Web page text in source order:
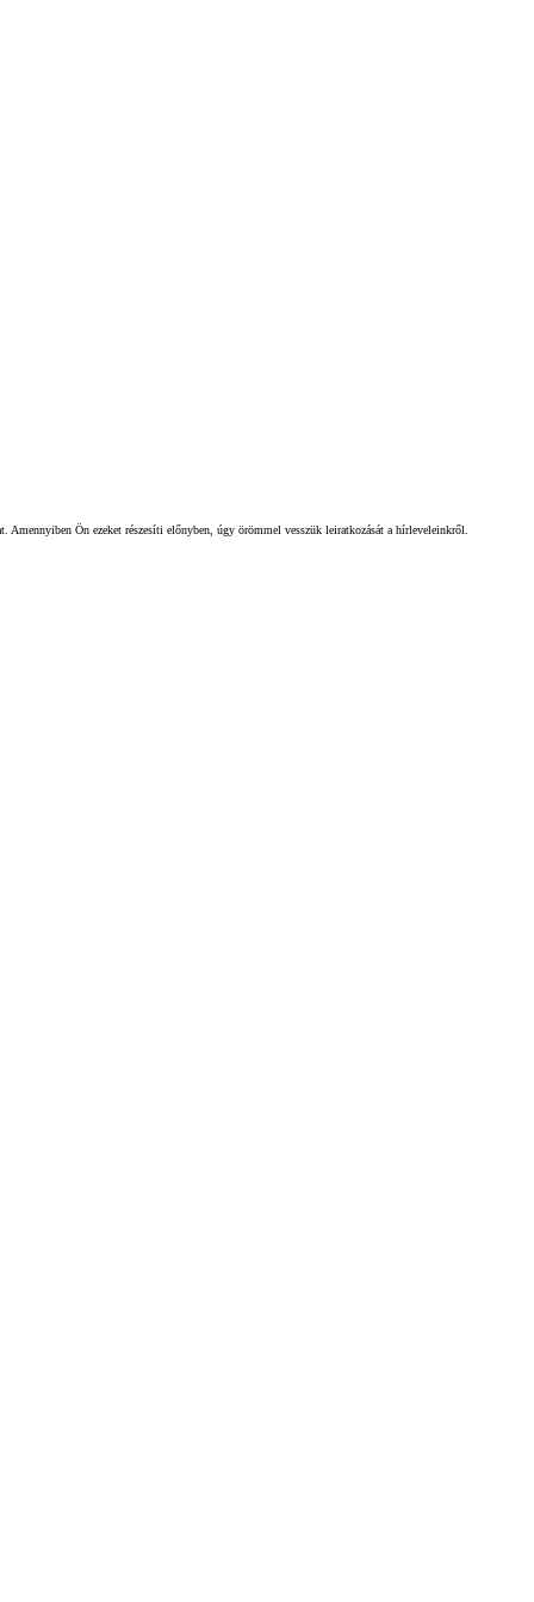
Ön ezeket részesíti előnyben, úgy örömmel vesszük leiratkozását a hírleveleinkről.